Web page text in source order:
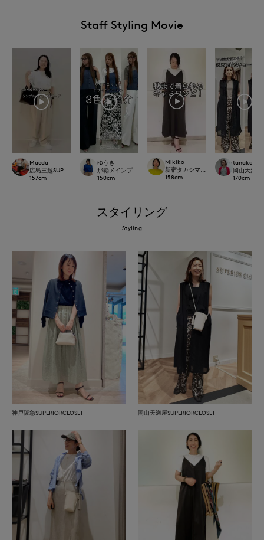
Staff Styling Movie
Maeda
広島三越SUPERIORCLOSET
157cm
ゆうき
那覇メインプレイスI.T.'S.international
150cm
Mikiko
新宿タカシマヤSUPERIOR CLOSET
158cm
tanaka
岡山天満屋
170cm
スタイリング
Styling
神戸阪急SUPERIORCLOSET 岡山天満屋SUPERIORCLOSET